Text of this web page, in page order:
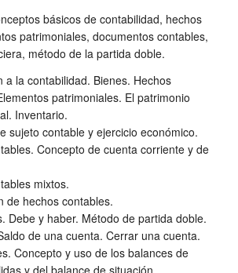
básicos de contabilidad, hechos
patrimoniales, documentos contables,
método de la partida doble.
a la contabilidad. Bienes. Hechos
patrimoniales. El patrimonio
Inventario.
sujeto contable y ejercicio económico.
Concepto de cuenta corriente y de
mixtos.
de hechos contables.
Debe y haber. Método de partida doble.
de una cuenta. Cerrar una cuenta.
Concepto y uso de los balances de
y del balance de situación.